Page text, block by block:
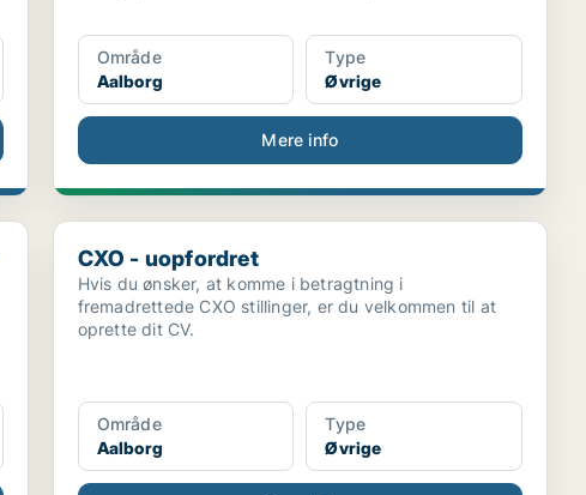
Område
Aalborg
Type
Øvrige
Mere info
CXO - uopfordret
CXO - uopfordret
Hvis du ønsker, at komme i betragtning i
fremadrettede CXO stillinger, er du velkommen til at
oprette dit CV.
Område
Aalborg
Type
Øvrige